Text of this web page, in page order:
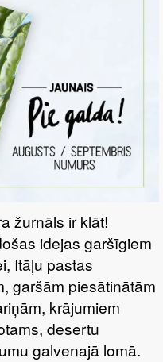
žurnāls ir klāt!
idejas garšīgiem
Itāļu pastas
garšām piesātinātām
krājumiem
desertu
galvenajā lomā.